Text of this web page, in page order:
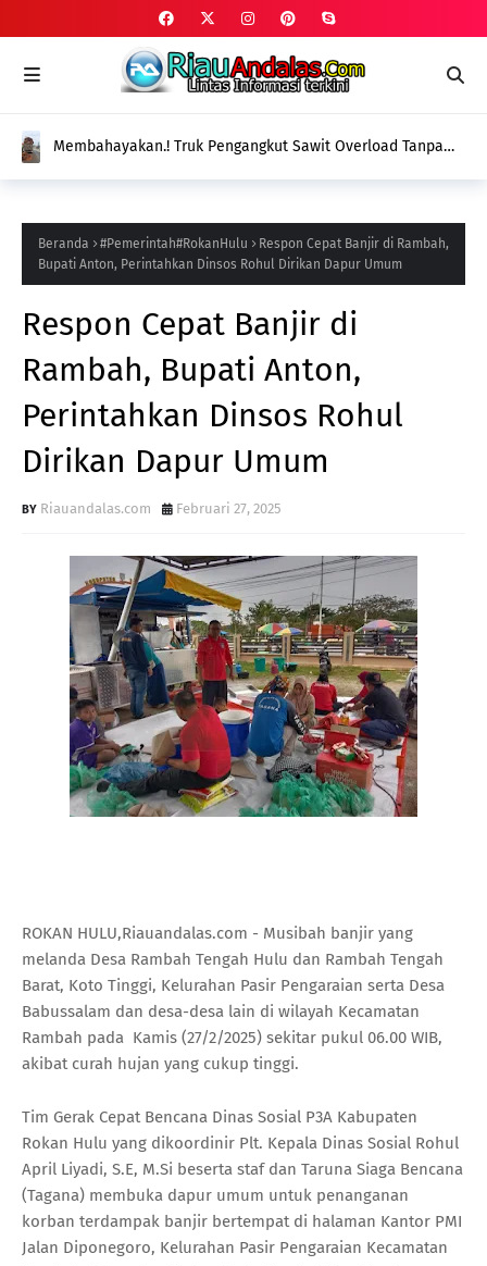
Membahayakan.! Truk Pengangkut Sawit Overload Tanpa
Bungkam
Beranda #Pemerintah#RokanHulu
Respon Cepat Banjir di Rambah,
Bupati Anton, Perintahkan Dinsos Rohul Dirikan Dapur Umum
Respon Cepat Banjir di
Rambah, Bupati Anton,
Perintahkan Dinsos Rohul
Dirikan Dapur Umum
Riauandalas.com Februari 27, 2025
ROKAN HULU,Riauandalas.com - Musibah banjir yang
melanda Desa Rambah Tengah Hulu dan Rambah Tengah
Barat, Koto Tinggi, Kelurahan Pasir Pengaraian serta Desa
Babussalam dan desa-desa lain di wilayah Kecamatan
Rambah pada Kamis (27/2/2025) sekitar pukul 06.00 WIB,
akibat curah hujan yang cukup tinggi.
Tim Gerak Cepat Bencana Dinas Sosial P3A Kabupaten
Rokan Hulu yang dikoordinir Plt. Kepala Dinas Sosial Rohul
April Liyadi, S.E, M.Si beserta staf dan Taruna Siaga Bencana
(Tagana) membuka dapur umum untuk penanganan
korban terdampak banjir bertempat di halaman Kantor PMI
Jalan Diponegoro, Kelurahan Pasir Pengaraian Kecamatan